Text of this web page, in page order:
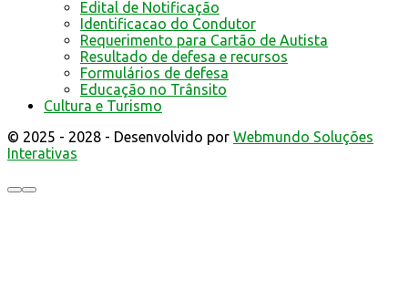
Edital de Notificação
Identificacao do Condutor
Requerimento para Cartão de Autista
Resultado de defesa e recursos
Formulários de defesa
Educação no Trânsito
Cultura e Turismo
© 2025 - 2028 - Desenvolvido por Webmundo Soluções
Interativas